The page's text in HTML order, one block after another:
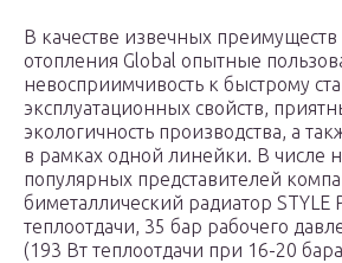
В качестве извечных преимуществ
отопления Global опытные
невосприимчивость к быстрому
эксплуатационных свойств,
экологичность производства, а
в рамках одной линейки. В числе
популярных представителей
биметаллический радиатор STYLE
теплоотдачи, 35 бар рабочего
(193 Вт теплоотдачи при 16-20